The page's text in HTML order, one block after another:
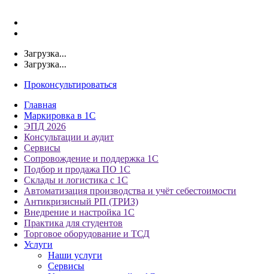
Загрузка...
Загрузка...
Проконсультироваться
Главная
Маркировка в 1С
ЭПД 2026
Консультации и аудит
Сервисы
Сопровождение и поддержка 1С
Подбор и продажа ПО 1С
Склады и логистика с 1С
Автоматизация производства и учёт себестоимости
Антикризисный РП (ТРИЗ)
Внедрение и настройка 1С
Практика для студентов
Торговое оборудование и ТСД
Услуги
Наши услуги
Сервисы